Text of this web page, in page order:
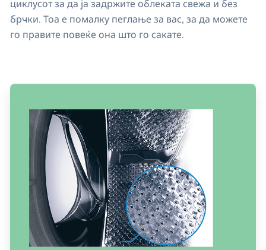
циклусот за да ја задржите облеката свежа и без
брчки. Тоа е помалку пеглање за вас, за да можете
го правите повеќе она што го сакате.